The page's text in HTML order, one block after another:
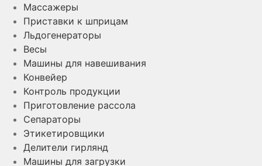
Массажеры
Приставки к шприцам
Льдогенераторы
Весы
Машины для навешивания
Конвейер
Контроль продукции
Приготовление рассола
Сепараторы
Этикетировщики
Делители гирлянд
Машины для загрузки